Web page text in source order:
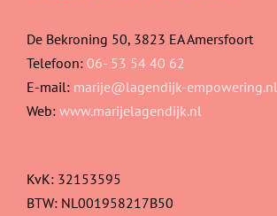
De Bekroning 50, 3823 EA Amersfoort
Telefoon: 06- 53 54 40 62
E-mail: marije@lagendijk-empowering.nl
Web: www.marijelagendijk.nl
KvK: 32153595
BTW: NL001958217B50